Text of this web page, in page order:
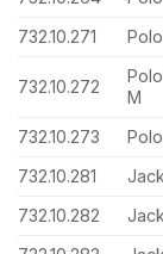
732.10.271
732.10.272
M
732.10.273
732.10.281
732.10.282